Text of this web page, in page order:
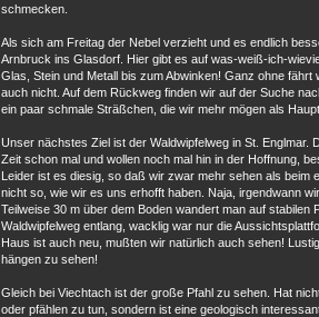
schmecken.
Als sich am Freitag der Nebel verzieht und es endlich
Arnbruck ins Glasdorf. Hier gibt es auf was-weiß-ich-
Glas, Stein und Metall bis zum Abwinken! Ganz ohne fährt
auch nicht. Auf dem Rückweg finden wir auf der Suche
ein paar schmale Sträßchen, die wir mehr mögen als
Unser nächstes Ziel ist der Waldwipfelweg in St. Englmar.
Zeit schon mal und wollen noch mal hin in der Hoffnung,
Leider ist es diesig, so daß wir zwar mehr sehen als beim
nicht so, wie wir es uns erhofft haben. Naja, irgendwann
Teilweise 30 m über dem Boden wandert man auf stabilen
Waldwipfelweg entlang, wacklig war nur die
Haus ist auch neu, mußten wir natürlich auch sehen!
hängen zu sehen!
Gleich bei Viechtach ist der große Pfahl zu sehen. Hat
oder pfählen zu tun, sondern ist eine geologisch